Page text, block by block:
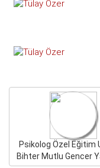
Psikolog Özel Eğitim
Bihter Mutlu Gencer